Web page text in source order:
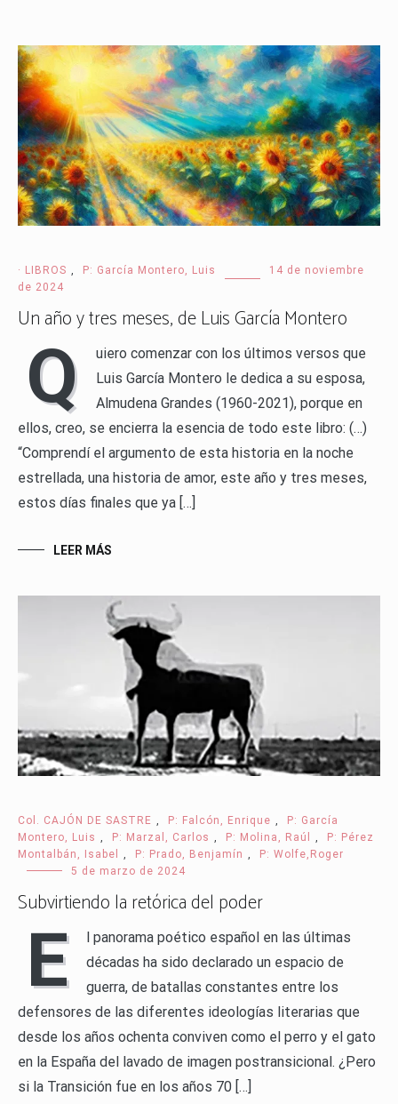
· LIBROS , P: García Montero, Luis
14 de noviembre
de 2024
Un año y tres meses, de Luis García Montero
Q
uiero comenzar con los últimos versos que
Luis García Montero le dedica a su esposa,
Almudena Grandes (1960-2021), porque en
ellos, creo, se encierra la esencia de todo este libro: (…)
“Comprendí el argumento de esta historia en la noche
estrellada, una historia de amor, este año y tres meses,
estos días finales que ya […]
LEER MÁS
Col. CAJÓN DE SASTRE , P: Falcón, Enrique ,
P: García
Montero, Luis , P: Marzal, Carlos , P: Molina, Raúl ,
P: Pérez
Montalbán, Isabel
, P: Prado, Benjamín ,
P: Wolfe,Roger
5 de marzo de 2024
Subvirtiendo la retórica del poder
E
l panorama poético español en las últimas
décadas ha sido declarado un espacio de
guerra, de batallas constantes entre los
defensores de las diferentes ideologías literarias que
desde los años ochenta conviven como el perro y el gato
en la España del lavado de imagen postransicional. ¿Pero
si la Transición fue en los años 70 […]